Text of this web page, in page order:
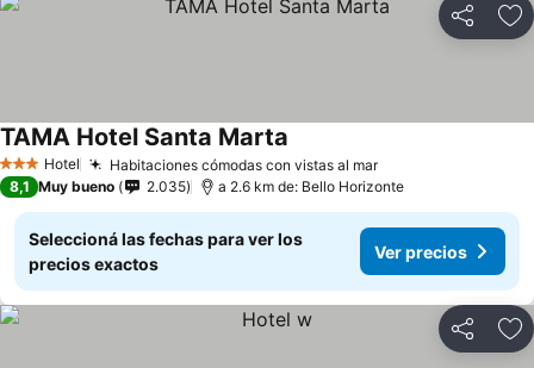
Compartir
3 Estrellas
Hotel Habitaciones cómodas con vistas al mar
TAMA Hotel Santa Marta
8,1 Muy bueno 2.035 a 2.6 km de: Bello Horizonte
Seleccioná las fechas para ver los
precios exactos
Ver precios
Compartir